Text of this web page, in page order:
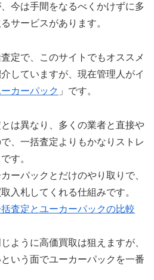
今は手間をなるべくかけずに多
サービスがあります。
定で、このサイトでもオススメ
していますが、現在管理人がイ
カーパック 」です。
は異なり、多くの業者と直接や
、一括査定よりもかなりストレ
す。
ーパックとだけのやり取りで、
入札してくれる仕組みです。
査定とユーカーパックの比較
ように高価買取は狙えますが、
いう面でユーカーパックを一番